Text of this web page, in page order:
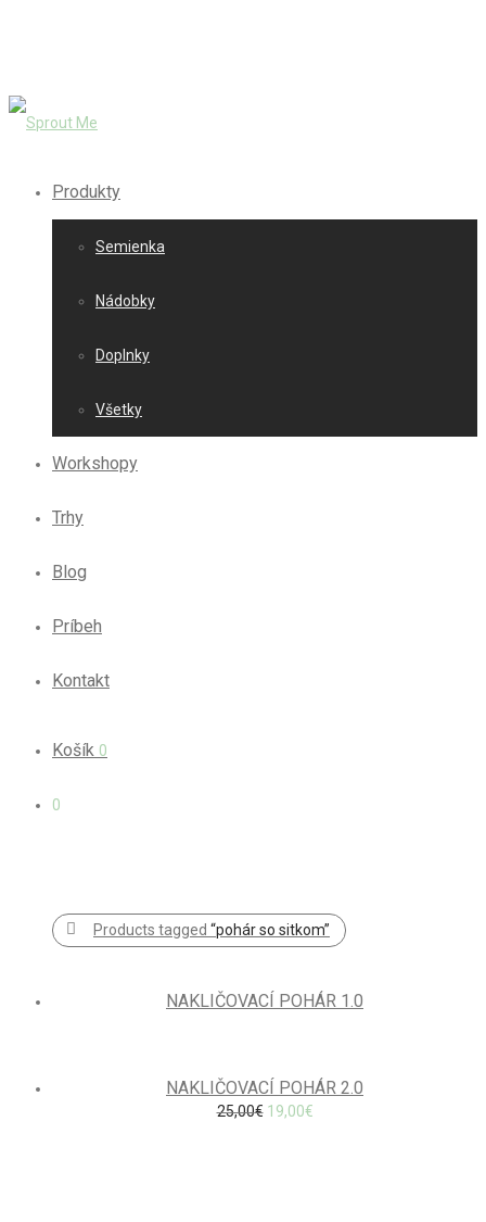
Produkty
Semienka
Nádobky
Doplnky
Všetky
Workshopy
Trhy
Blog
Príbeh
Kontakt
Košík 0
0
Products tagged “pohár so sitkom”
NAKLIČOVACÍ POHÁR 1.0
NAKLIČOVACÍ POHÁR 2.0
25,00€ 19,00€